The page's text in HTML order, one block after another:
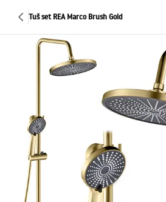
Tuš set REA Marco Brush Gold